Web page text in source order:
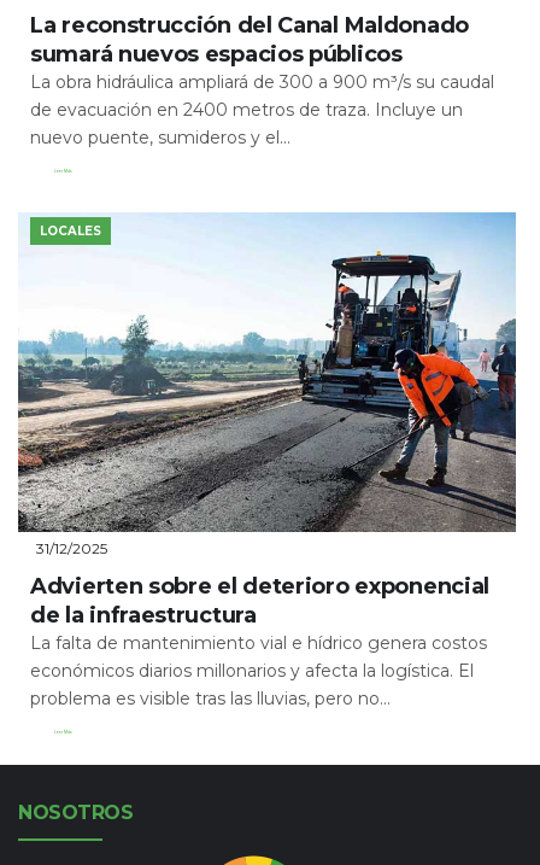
La reconstrucción del Canal Maldonado
sumará nuevos espacios públicos
La obra hidráulica ampliará de 300 a 900 m³/s su caudal
de evacuación en 2400 metros de traza. Incluye un
nuevo puente, sumideros y el...
Leer Más
LOCALES
31/12/2025
Advierten sobre el deterioro exponencial
de la infraestructura
La falta de mantenimiento vial e hídrico genera costos
económicos diarios millonarios y afecta la logística. El
problema es visible tras las lluvias, pero no...
Leer Más
NOSOTROS